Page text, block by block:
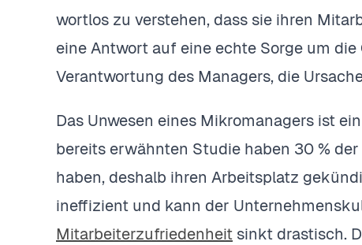
wortlos zu verstehen, dass sie ihren
eine Antwort auf eine echte Sorge um
Verantwortung des Managers, die
Das Unwesen eines Mikromanagers ist
bereits erwähnten Studie haben 30 %
haben, deshalb ihren Arbeitsplatz
ineffizient und kann der
Mitarbeiterzufriedenheit sinkt drastisch.